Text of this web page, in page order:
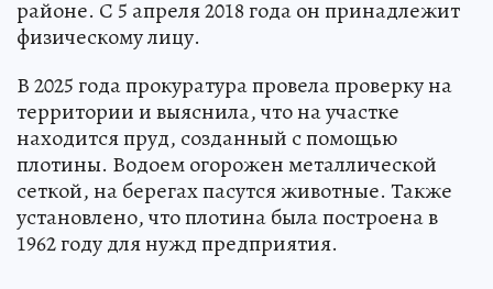
районе. С 5 апреля 2018 года он принадлежит
физическому лицу.
В 2025 года прокуратура провела проверку на
территории и выяснила, что на участке
находится пруд, созданный с помощью
плотины. Водоем огорожен металлической
сеткой, на берегах пасутся животные. Также
установлено, что плотина была построена в
1962 году для нужд предприятия.